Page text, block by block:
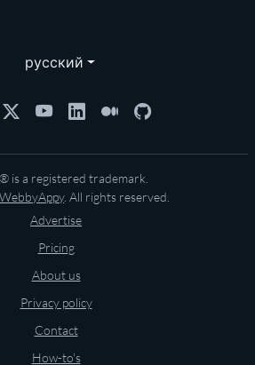
русский
is a registered trademark.
WebbyAppy. All rights reserved.
Advertise
Pricing
About us
Privacy policy
Contact
How-to's